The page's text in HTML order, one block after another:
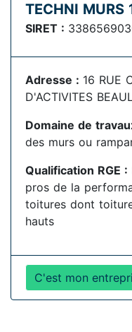
TECHNI MURS
SIRET :
Adresse : 16 RUE
D'ACTIVITES
Domaine de
des murs ou
Qualification RGE :
pros de la
toitures dont
hauts
C'est mon